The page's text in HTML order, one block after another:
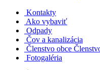
Kontakty
Ako vybaviť
Odpady
Čov a kanalizácia
Členstvo obce
Fotogaléria